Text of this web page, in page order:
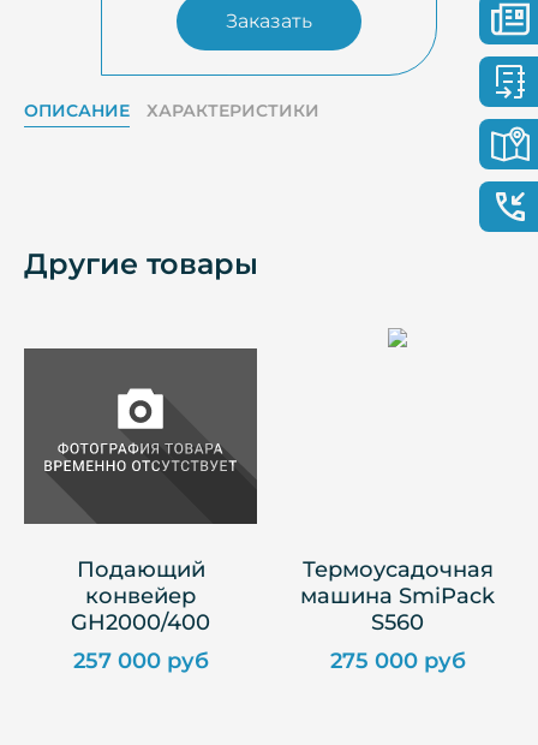
Заказать
ОПИСАНИЕ ХАРАКТЕРИСТИКИ
Другие товары
Подающий
конвейер
GH2000/400
257 000 руб
Термоусадочная
машина SmiPack
S560
275 000 руб